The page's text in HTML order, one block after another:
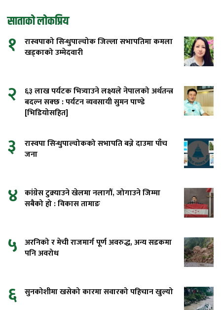
साताको लोकप्रिय
१
रास्वपाको सिन्धुपाल्चोक जिल्ला सभापतिमा कमला
खड्काको उम्मेदवारी
२
६३ लाख पर्यटक भित्र्याउने लक्ष्यले नेपालको अर्थतन्त्र
बदल्न सक्छ : पर्यटन व्यवसायी सुमन पाण्डे
[भिडियोसहित]
३
रास्वपा सिन्धुपाल्चोकको सभापति बन्ने दाउमा पाँच
जना
४ कांग्रेस टुक्र्याउने खेलमा नलागौं, जोगाउने जिम्मा
सबैको हो : विकास तामाङ
५ अरनिको र मेची राजमार्ग पूर्ण अवरुद्ध, अन्य सडकमा
पनि अवरोध
६ सुनकोशीमा खसेको कारमा सवारको पहिचान खुल्यो